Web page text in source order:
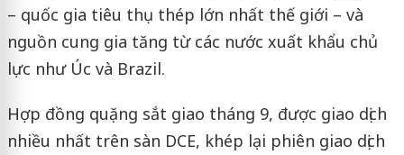
– quốc gia tiêu thụ thép lớn nhất thế giới – và
nguồn cung gia tăng từ các nước xuất khẩu chủ
lực như Úc và Brazil.
Hợp đồng quặng sắt giao tháng 9, được giao dịch
nhiều nhất trên sàn DCE, khép lại phiên giao dịch